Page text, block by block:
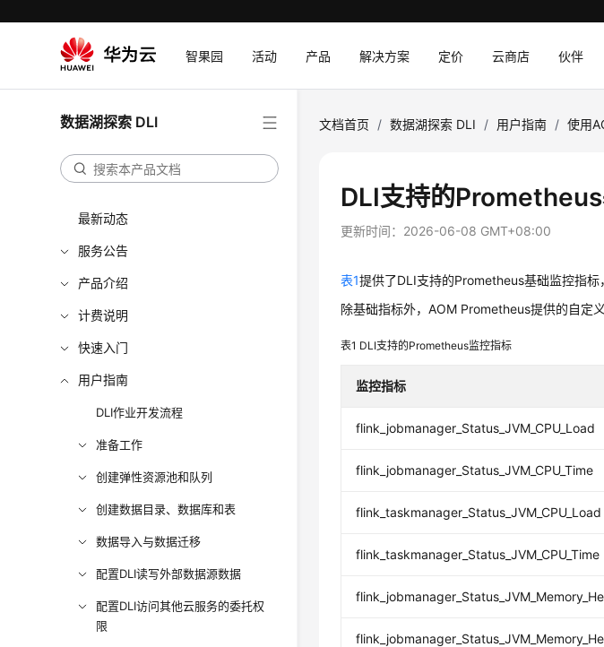
智果园 活动 产品 解决方案 定价 云商店 伙伴
数据湖探索 DLI
最新动态
服务公告
产品介绍
计费说明
快速入门
用户指南
DLI作业开发流程
准备工作
创建弹性资源池和队列
创建数据目录、数据库和表
数据导入与数据迁移
配置DLI读写外部数据源数据
配置DLI访问其他云服务的委托权
限
文档首页 / 数据湖探索 DLI / 用户指南 / 使用
DLI支持的
更新时间： 2026-06-08 GMT+08:00
表1提供了DLI支持的Prometheus基础监控指标
除基础指标外，AOM Prometheus提供的自定
表1 DLI支持的Prometheus监控指标
监控指标
flink_jobmanager_Status_JVM_CPU_Load
flink_jobmanager_Status_JVM_CPU_Time
flink_taskmanager_Status_JVM_CPU_Load
flink_taskmanager_Status_JVM_CPU_Time